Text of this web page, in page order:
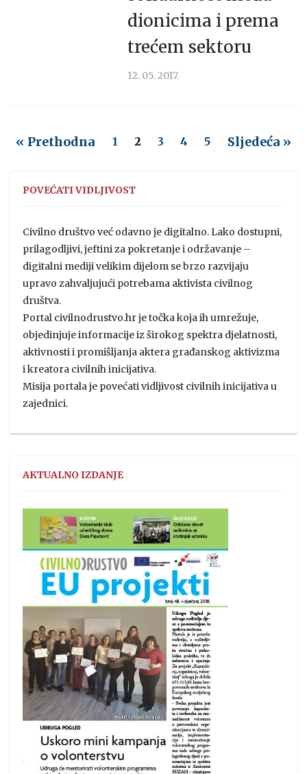
dionicima i prema
trećem sektoru
12. 05. 2017.
« Prethodna 1 2 3 4 5 Sljedeća »
POVEĆATI VIDLJIVOST
Civilno društvo već odavno je digitalno. Lako dostupni,
prilagodljivi, jeftini za pokretanje i održavanje –
digitalni mediji velikim dijelom se brzo razvijaju
upravo zahvaljujući potrebama aktivista civilnog
društva.
Portal civilnodrustvo.hr je točka koja ih umrežuje,
objedinjuje informacije iz širokog spektra djelatnosti,
aktivnosti i promišljanja aktera građanskog aktivizma
i kreatora civilnih inicijativa.
Misija portala je povećati vidljivost civilnih inicijativa u
zajednici.
AKTUALNO IZDANJE